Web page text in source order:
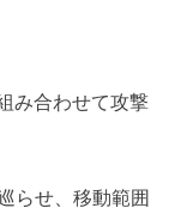
み合わせて攻撃
らせ、移動範囲